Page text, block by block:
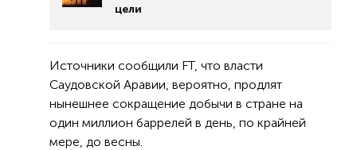
цели
Источники сообщили FT, что власти
Саудовской Аравии, вероятно, продлят
нынешнее сокращение добычи в стране на
один миллион баррелей в день, по крайней
мере, до весны.